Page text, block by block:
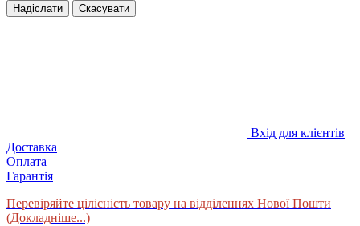
Надіслати Скасувати
Вхід для клієнтів
Доставка
Оплата
Гарантія
Перевіряйте цілісність товару на відділеннях Нової Пошти
(Докладніше...)